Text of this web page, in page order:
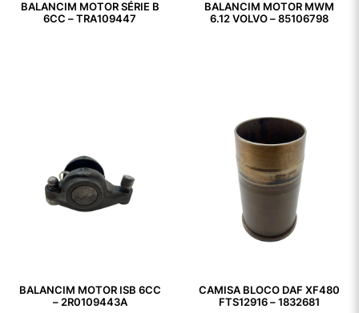
BALANCIM MOTOR SÉRIE B
6CC – TRA109447
BALANCIM MOTOR MWM
6.12 VOLVO – 85106798
BALANCIM MOTOR ISB 6CC
– 2R0109443A
CAMISA BLOCO DAF XF480
FTS12916 – 1832681